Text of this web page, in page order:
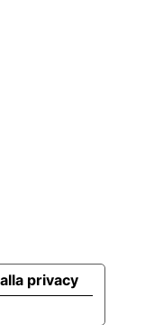
privacy